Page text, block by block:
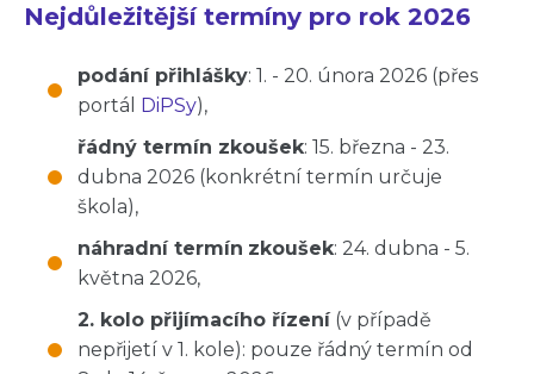
Nejdůležitější termíny pro rok 2026
podání přihlášky: 1. - 20. února 2026 (přes
portál
DiPSy),
řádný termín zkoušek: 15. března - 23.
dubna 2026 (konkrétní termín určuje
škola),
náhradní termín zkoušek: 24. dubna - 5.
května 2026,
2. kolo přijímacího řízení(v případě
nepřijetí v 1. kole): pouze řádný termín od